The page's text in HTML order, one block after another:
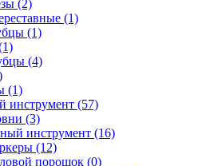
(2)
(1)
(1)
(4)
(1)
инструмент (57)
(3)
инструмент (16)
(12)
порошок (0)